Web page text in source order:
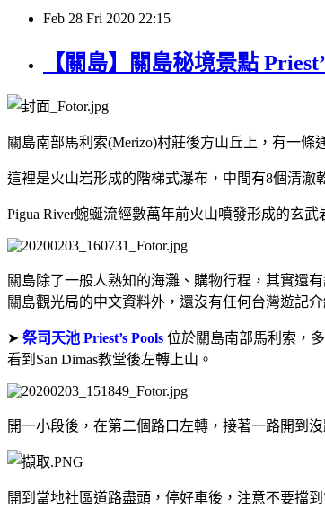
Feb 28 Fri 2020 22:15
【關島】關島秘境景點
關島南部馬利索(Merizo)村莊後方山丘上，有一條
這裡是火山岩形成的階梯式瀑布，中間有8個清澈
Pigua River蜿蜒流經數萬年前火山噴發形成的玄
關島除了一般人熟知的海灘、購物行程，其實還
關島觀光局的中文資料外，還沒有任何台灣遊記
➤ 祭司天池 Priest’s Pools 位於關島南部馬利索，
看到 San Dimas教堂後左轉上山。
開一小段後，在第二個路口左轉，接著一路開到沒
開到當地社區道路盡頭，停好車後，注意不要擋